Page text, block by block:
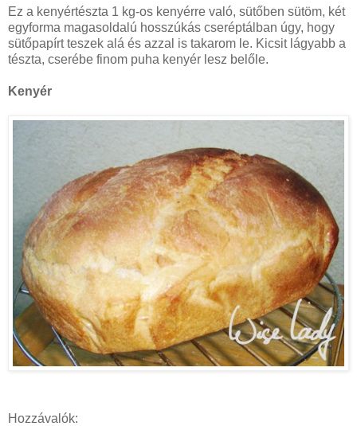
Ez a kenyértészta 1 kg-os kenyérre való, sütőben sütöm, két
egyforma magasoldalú hosszúkás cseréptálban úgy, hogy
sütőpapírt teszek alá és azzal is takarom le. Kicsit lágyabb a
tészta, cserébe finom puha kenyér lesz belőle.
Kenyér
Hozzávalók: